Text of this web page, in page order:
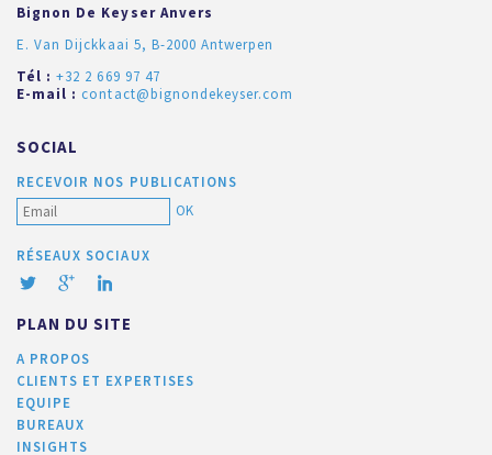
Bignon De Keyser Anvers
E. Van Dijckkaai 5, B-2000 Antwerpen
Tél :+32 2 669 97 47
E-mail : contact@bignondekeyser.com
SOCIAL
RECEVOIR NOS PUBLICATIONS
OK
RÉSEAUX SOCIAUX
PLAN DU SITE
A PROPOS
CLIENTS ET EXPERTISES
EQUIPE
BUREAUX
INSIGHTS